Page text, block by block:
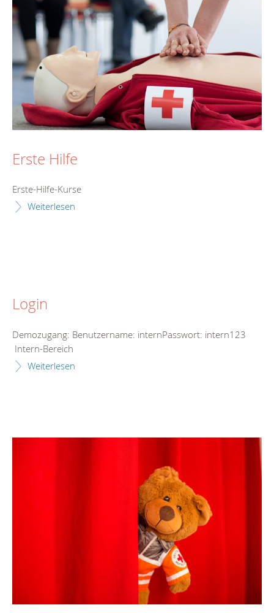
Erste Hilfe
Erste-Hilfe-Kurse
Weiterlesen
Login
Demozugang: Benutzername: internPasswort: intern123
Intern-Bereich
Weiterlesen